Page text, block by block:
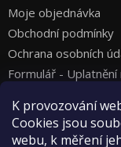
K provozování
Cookies jsou
webu, k měření
Moje objednávka
Obchodní podmínky
Ochrana osobních
Formulář - Uplatnění